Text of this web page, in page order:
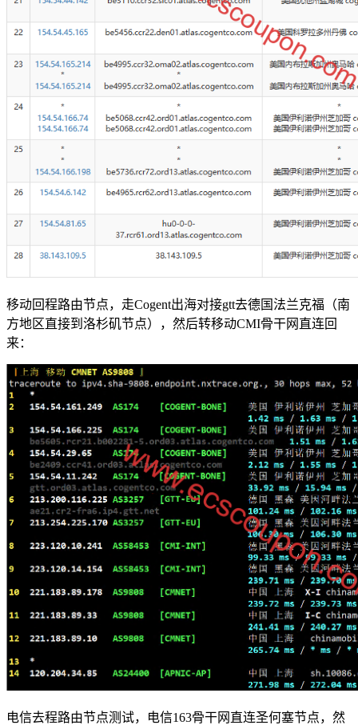
移动回程路由节点，走Cogent出海对接gtt去德国法兰克福（南
方地区直接到洛杉矶节点），然后转移动CMI骨干网直连回
来：
电信去程路由节点测试，电信163骨干网直连圣何塞节点，然